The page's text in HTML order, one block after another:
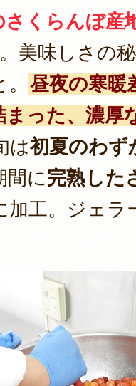
さくらんぼ産
美味しさの
昼夜の寒暖
まった、濃厚
は初夏のわず
間に完熟した
加工。ジェラ